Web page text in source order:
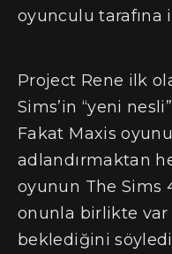
oyunculu tarafına
Project Rene ilk
Sims’in “yeni
Fakat Maxis
adlandırmaktan
oyunun The Sims
onunla birlikte
beklediğini